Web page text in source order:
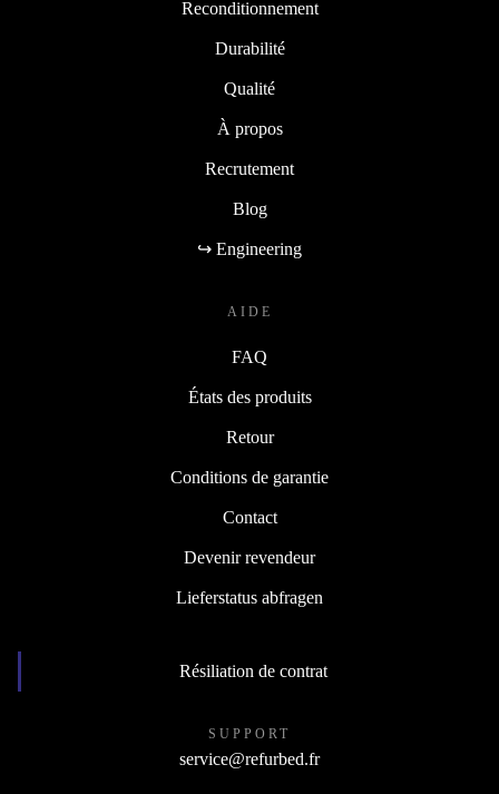
Reconditionnement
Durabilité
Qualité
À propos
Recrutement
Blog
↪ Engineering
AIDE
FAQ
États des produits
Retour
Conditions de garantie
Contact
Devenir revendeur
Lieferstatus abfragen
Résiliation de contrat
SUPPORT
service@refurbed.fr